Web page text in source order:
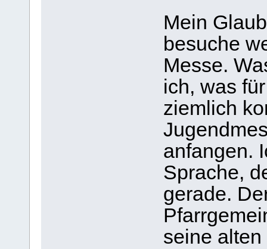
Mein
besuche
Messe.
ich, was
ziemlich
anfangen.
Sprache,
gerade.
seine